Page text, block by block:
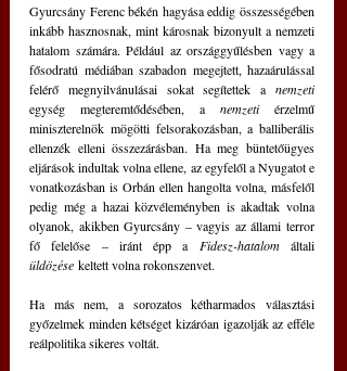
Gyurcsány Ferenc békén hagyása eddig összességében
inkább hasznosnak, mint károsnak bizonyult a nemzeti
hatalom számára. Például az országgyűlésben vagy a
fősodratú médiában szabadon megejtett, hazaárulással
felérő megnyilvánulásai sokat segítettek a nemzeti
egység megteremtődésében, a nemzeti érzelmű
miniszterelnök mögötti felsorakozásban, a balliberális
ellenzék elleni összezárásban. Ha meg büntetőügyes
eljárások indultak volna ellene, az egyfelől a Nyugatot e
vonatkozásban is Orbán ellen hangolta volna, másfelől
pedig még a hazai közvéleményben is akadtak volna
olyanok, akikben Gyurcsány – vagyis az állami terror
fő felelőse – iránt épp a Fidesz-hatalom
üldözése keltett volna rokonszenvet.
Ha más nem, a sorozatos kétharmados választási
győzelmek minden kétséget kizáróan igazolják az efféle
reálpolitika sikeres voltát.